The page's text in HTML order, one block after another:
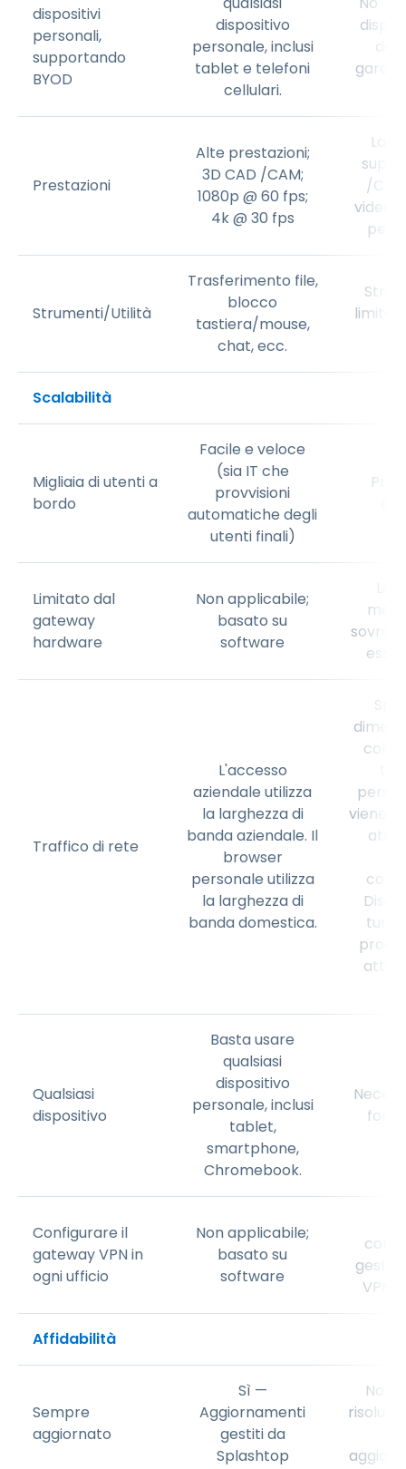
dispositivi
personali,
supportando
BYOD
dispositivo
personale, inclusi
tablet e telefoni
cellulari.
Prestazioni
Alte prestazioni;
3D CAD /CAM;
1080p @ 60 fps;
4k @ 30 fps
Lag
/
video
per
Strumenti/Utilità
Trasferimento file,
blocco
tastiera/mouse,
chat, ecc.
limitati
Scalabilità
Migliaia di utenti a
bordo
Facile e veloce
(sia IT che
provvisioni
automatiche degli
utenti finali)
Limitato dal
gateway
hardware
Non applicabile;
basato su
software
Traffico di rete
L'accesso
aziendale utilizza
la larghezza di
banda aziendale. Il
browser
personale utilizza
la larghezza di
banda domestica.
viene
Qualsiasi
dispositivo
Basta usare
qualsiasi
dispositivo
personale, inclusi
tablet,
smartphone,
Chromebook.
Configurare il
gateway VPN in
ogni ufficio
Non applicabile;
basato su
software
VPN
Affidabilità
Sempre
aggiornato
Sì —
Aggiornamenti
gestiti da
Splashtop
No